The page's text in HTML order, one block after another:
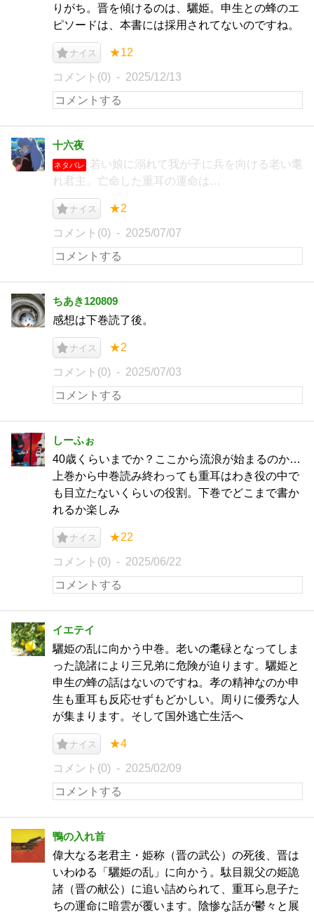
りがち。晋を傾けるのは、驪姫。申生との蜂のエ
ピソードは、本書には採用されてないのですね。
ナイス ★12
コメント(0) 2025/12/13
十六夜
ネタバレ
若い娘に溺れて我が子に兵を向ける老い耄
れ君主。亡命した重耳の運命は…
ナイス ★2
コメント(0) 2025/07/07
ちあき120809
感想は下巻読了後。
ナイス ★2
コメント(0) 2025/07/03
しーふぉ
40歳くらいまでか？ここから流浪が始まるのか…
上巻から中巻読み終わっても重耳はわき役の中で
も目立たないくらいの役割。下巻でどこまで書か
れるか楽しみ
ナイス ★22
コメント(0) 2025/06/22
イエテイ
驪姫の乱に向かう中巻。老いの耄碌となってしま
った詭諸により三兄弟に危険が迫ります。驪姫と
申生の蜂の話はないのですね。孝の精神なのか申
生も重耳も反応せずもどかしい。周りに優秀な人
が集まります。そして国外逃亡生活へ
ナイス ★4
コメント(0) 2025/02/09
鴨の入れ首
偉大なる老君主・姫称（晋の武公）の死後、晋は
いわゆる「驪姫の乱」に向かう。駄目親父の姫詭
諸（晋の献公）に追い詰められて、重耳ら息子た
ちの運命に暗雲が覆います。陰惨な話が鬱々と展